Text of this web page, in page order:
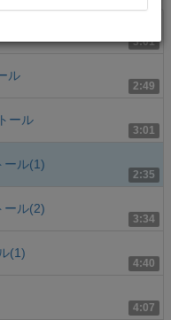
3:01
2:49
ル
3:01
ール
2:35
ール(1)
3:34
ール(2)
4:40
(1)
4:07